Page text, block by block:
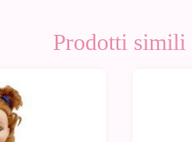
Prodotti simili